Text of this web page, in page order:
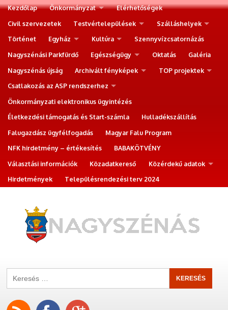
Kezdőlap Önkormányzat
Elérhetőségek
Civil szervezetek
Testvértelepülések
Szálláshelyek
Történet
Egyház Kultúra
Szennyvízcsatornázás
Nagyszénási Parkfürdő
Egészségügy Oktatás
Galéria
Nagyszénás újság
Archivált fényképek
TOP projektek
Csatlakozás az ASP rendszerhez
Önkormányzati elektronikus ügyintézés
Életkezdési támogatás és Start-számla
Hulladékszállítás
Falugazdász ügyfélfogadás
Magyar Falu Program
NFK hirdetmény – értékesítés
BABAKÖTVÉNY
Választási információk
Közadatkereső
Közérdekű adatok
Hirdetmények
Településrendezési terv 2024